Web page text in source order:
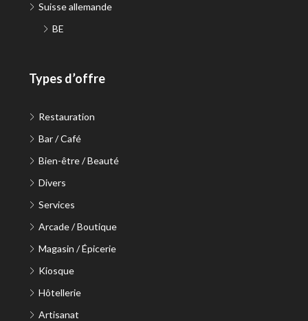
Suisse allemande
BE
Types d’offre
Restauration
Bar / Café
Bien-être / Beauté
Divers
Services
Arcade / Boutique
Magasin / Épicerie
Kiosque
Hôtellerie
Artisanat